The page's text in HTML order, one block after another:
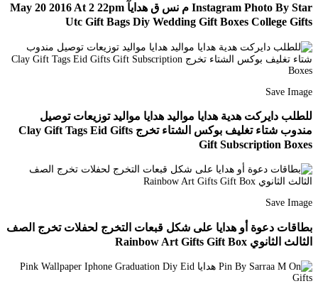
Instagram Photo By Star م نس ق هدايآ May 20 2016 At 2 22pm
Utc Gift Bags Diy Wedding Gift Boxes College Gifts
Save Image
للطلب دايركت هدية هدايا مواليد هدايا مواليد توزيعات توصيل
مندوب شتاء تغليف بوكس الشتاء تخرج Clay Gift Tags Eid Gifts
Gift Subscription Boxes
Save Image
بطاقات دعوة أو هدايا على شكل قبعات التخرج لحفلات تخرج الصف
الثالث الثانوي Rainbow Art Gifts Gift Box